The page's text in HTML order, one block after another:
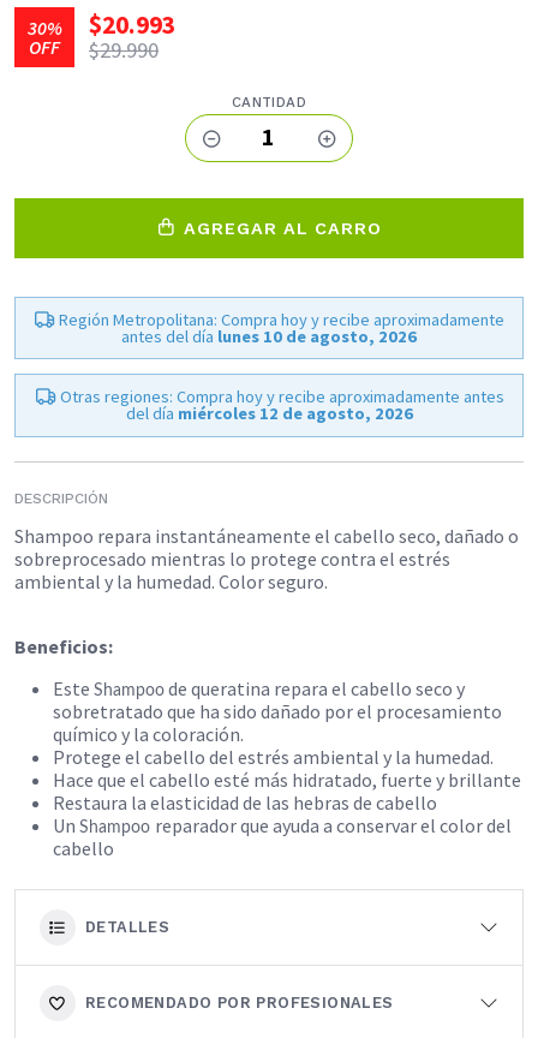
30%
OFF
$20.993
$29.990
CANTIDAD
1
AGREGAR AL CARRO
Región Metropolitana: Compra hoy y recibe aproximadamente
antes del día lunes 10 de agosto, 2026
Otras regiones: Compra hoy y recibe aproximadamente antes
del día miércoles 12 de agosto, 2026
DESCRIPCIÓN
Shampoo repara instantáneamente el cabello seco, dañado o
sobreprocesado mientras lo protege contra el estrés
ambiental y la humedad. Color seguro.
Beneficios:
Este Shampoo ​ de queratina repara el cabello seco y
sobretratado que ha sido dañado por el procesamiento
químico y la coloración.
Protege el cabello del estrés ambiental y la humedad.
Hace que el cabello esté más hidratado, fuerte y brillante
Restaura la elasticidad de las hebras de cabello
Un Shampoo reparador que ayuda a conservar el color del
cabello
DETALLES
RECOMENDADO POR PROFESIONALES